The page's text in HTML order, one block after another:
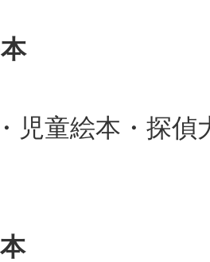
児童絵本・探